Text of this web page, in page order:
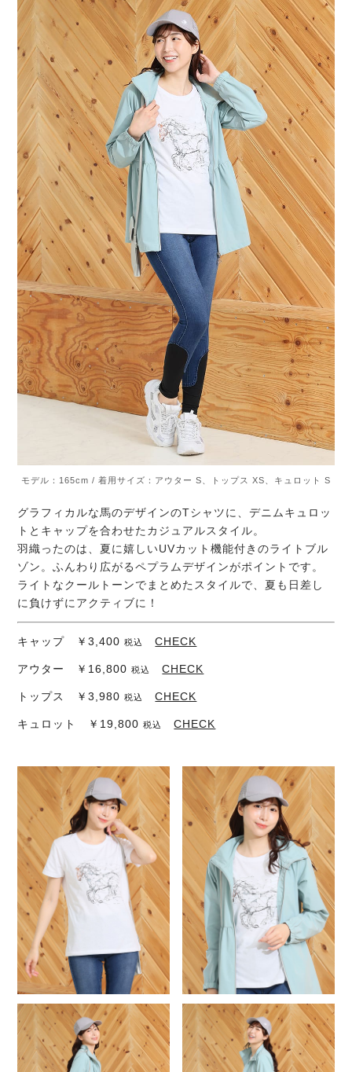
モデル：165cm / 着用サイズ：アウター S、トップス XS、キュロット S
グラフィカルな馬のデザインのTシャツに、デニムキュロッ
トとキャップを合わせたカジュアルスタイル。
羽織ったのは、夏に嬉しいUVカット機能付きのライトブル
ゾン。ふんわり広がるペプラムデザインがポイントです。
ライトなクールトーンでまとめたスタイルで、夏も日差し
に負けずにアクティブに！
キャップ ￥3,400税込 CHECK
アウター ￥16,800税込 CHECK
トップス ￥3,980税込 CHECK
キュロット ￥19,800税込 CHECK